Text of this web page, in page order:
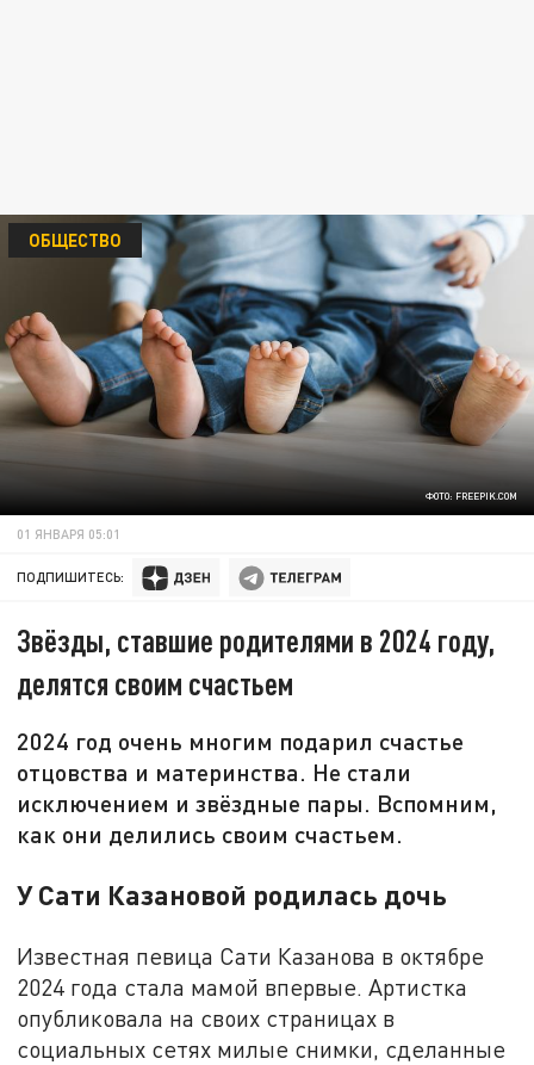
ФОТО: FREEPIK.COM
ОБЩЕСТВО
01 ЯНВАРЯ 05:01
ПОДПИШИТЕСЬ:
Звёзды, ставшие родителями в 2024 году,
делятся своим счастьем
2024 год очень многим подарил счастье
отцовства и материнства. Не стали
исключением и звёздные пары. Вспомним,
как они делились своим счастьем.
У Сати Казановой родилась дочь
Известная певица Сати Казанова в октябре
2024 года стала мамой впервые. Артистка
опубликовала на своих страницах в
социальных сетях милые снимки, сделанные